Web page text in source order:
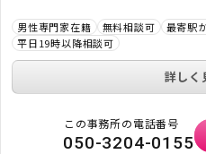
男性専門家在籍 無料相談可 最寄駅
平日19時以降相談可
詳しく
この事務所の電話番号
050-3204-0155